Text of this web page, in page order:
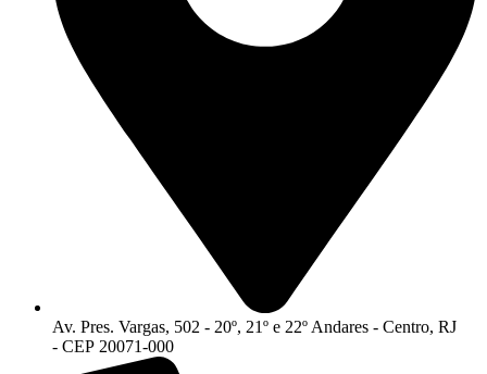
Av. Pres. Vargas, 502 - 20º, 21º e 22º Andares - Centro, RJ
- CEP 20071-000